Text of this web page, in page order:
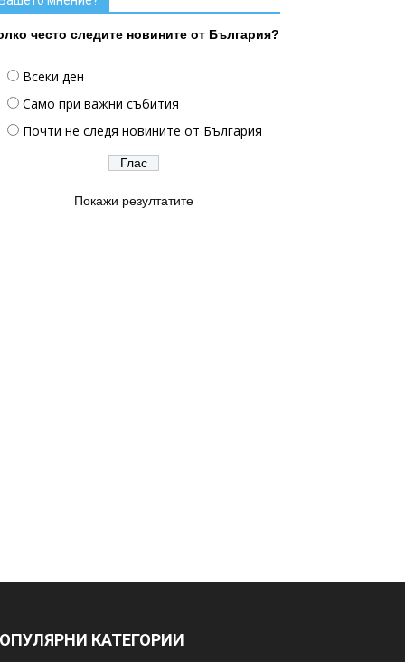
често следите новините от България?
Всеки ден
Само при важни събития
Почти не следя новините от България
Покажи резултатите
КАТЕГОРИИ